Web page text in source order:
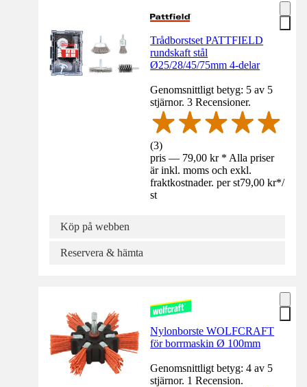
Trådborstset PATTFIELD
rundskaft stål
Ø25/28/45/75mm 4-delar
Genomsnittligt betyg: 5 av 5
stjärnor. 3 Recensioner.
(3)
pris — 79,00 kr * Alla priser
är inkl. moms och exkl.
fraktkostnader. per st79,00 kr*/
st
Köp på webben
Reservera & hämta
Nylonborste WOLFCRAFT
för borrmaskin Ø 100mm
Genomsnittligt betyg: 4 av 5
stjärnor. 1 Recension.